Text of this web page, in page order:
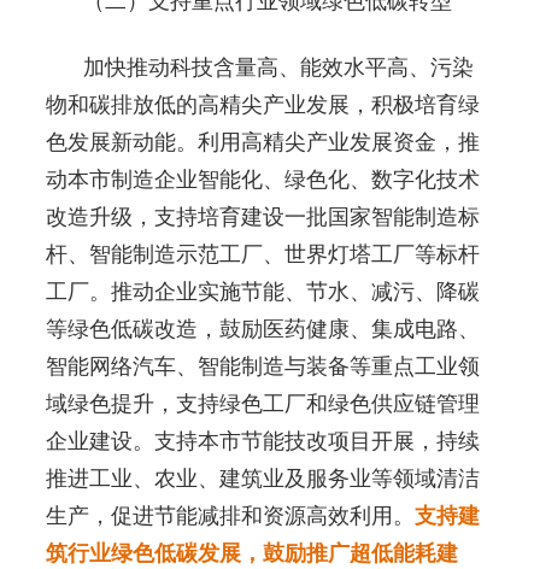
加快推动科技含量高、能效水平高、污染
物和碳排放低的高精尖产业发展，积极培育绿
色发展新动能。利用高精尖产业发展资金，推
动本市制造企业智能化、绿色化、数字化技术
改造升级，支持培育建设一批国家智能制造标
杆、智能制造示范工厂、世界灯塔工厂等标杆
工厂。推动企业实施节能、节水、减污、降碳
等绿色低碳改造，鼓励医药健康、集成电路、
智能网络汽车、智能制造与装备等重点工业领
域绿色提升，支持绿色工厂和绿色供应链管理
企业建设。支持本市节能技改项目开展，持续
推进工业、农业、建筑业及服务业等领域清洁
生产，促进节能减排和资源高效利用。 支持建
筑行业绿色低碳发展，鼓励推广超低能耗建